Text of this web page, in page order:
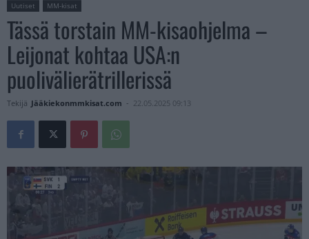
Uutiset MM-kisat
Tässä torstain MM-kisaohjelma –
Leijonat kohtaa USA:n
puolivälierätrillerissä
Tekijä Jääkiekonmmkisat.com - 22.05.2025 09:13